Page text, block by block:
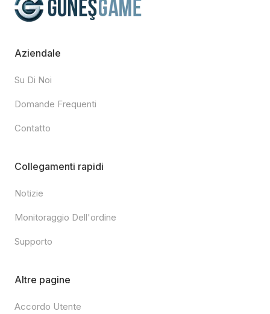
Aziendale
Su Di Noi
Domande Frequenti
Contatto
Collegamenti rapidi
Notizie
Monitoraggio Dell'ordine
Supporto
Altre pagine
Accordo Utente